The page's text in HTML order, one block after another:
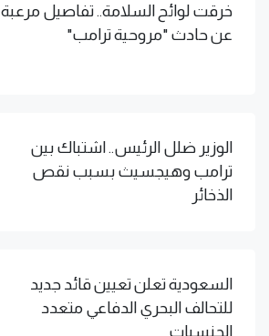
خرقت لوائح السلامة.. تفاصيل مرعبة
عن حادث "مروحية ترامب"
الوزير ضلل الرئيس.. اشتباك بين
ترامب وهيجسيث بسبب نقص
الذخائر
السعودية تعلن تعيين قائد جديد
للتحالف البحري الدفاعي متعدد
الجنسيات